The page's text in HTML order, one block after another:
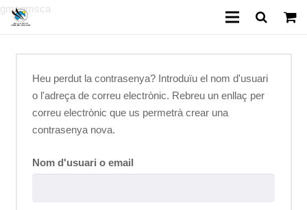
Reserves Classes
Reserves Lloguer
Lloguer de material
gmsgmsca
Heu perdut la contrasenya? Introduïu el nom d'usuari
o l'adreça de correu electrònic. Rebreu un enllaç per
correu electrònic que us permetrà crear una
contrasenya nova.
Nom d'usuari o email